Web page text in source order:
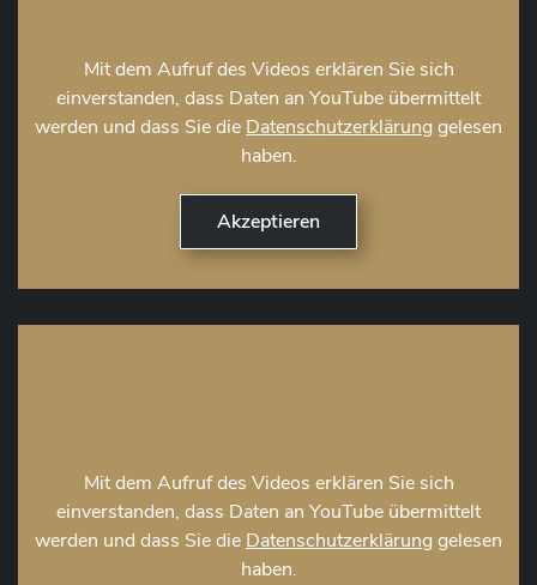
Mit dem Aufruf des Videos erklären Sie sich
einverstanden, dass Daten an YouTube übermittelt
werden und dass Sie die Datenschutzerklärunggelesen
haben.
Mit dem Aufruf des Videos erklären Sie sich
einverstanden, dass Daten an YouTube übermittelt
werden und dass Sie die Datenschutzerklärunggelesen
haben.